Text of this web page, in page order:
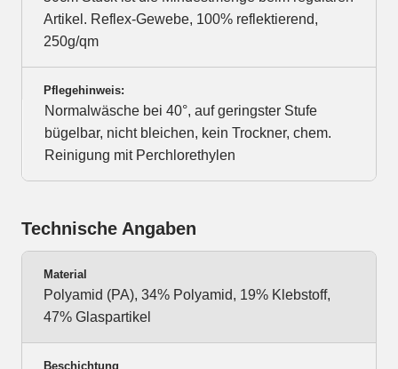
Artikel. Reflex-Gewebe, 100% reflektierend,
250g/qm
Pflegehinweis:
Normalwäsche bei 40°, auf geringster Stufe
bügelbar, nicht bleichen, kein Trockner, chem.
Reinigung mit Perchlorethylen
Technische Angaben
Material
Polyamid (PA), 34% Polyamid, 19% Klebstoff,
47% Glaspartikel
Beschichtung